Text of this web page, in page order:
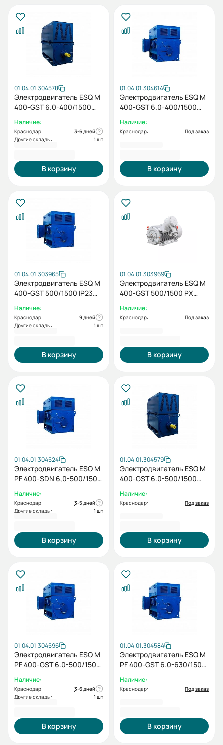
01.04.01.304578
Электродвигатель ESQ M
400-GST 6.0-400/1500
Наличие:
Краснодар:
3-6 дней
Другие склады:
1 шт
В корзину
01.04.01.304614
Электродвигатель ESQ M
400-GST 6.0-400/1500
Наличие:
Краснодар: Под заказ
В корзину
01.04.01.303965
Электродвигатель ESQ M
400-GST 500/1500 IP23
Наличие:
Краснодар:
9 дней
Другие склады:
1 шт
В корзину
01.04.01.303969
Электродвигатель ESQ M
400-GST 500/1500 PX
Наличие:
Краснодар: Под заказ
В корзину
01.04.01.304524
Электродвигатель ESQ M
PF 400-SDN 6,0-500/1500
Наличие:
Краснодар:
3-5 дней
Другие склады:
1 шт
В корзину
01.04.01.304579
Электродвигатель ESQ M
400-GST 6.0-500/1500
Наличие:
Краснодар: Под заказ
В корзину
01.04.01.304596
Электродвигатель ESQ M
PF 400-GST 6.0-500/1500
Наличие:
Краснодар:
3-6 дней
Другие склады:
1 шт
В корзину
01.04.01.304584
Электродвигатель ESQ M
PF 400-GST 6.0-630/1500
Наличие:
Краснодар: Под заказ
В корзину